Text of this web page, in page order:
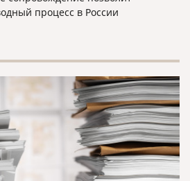
процесс в России